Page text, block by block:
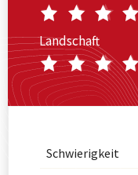
Landschaft
Schwierigkeit